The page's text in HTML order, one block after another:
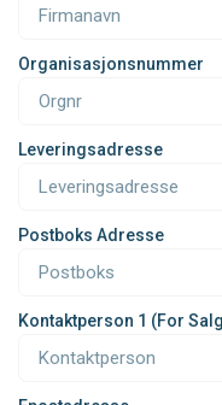
Organisasjonsnummer
Leveringsadresse
Postboks Adresse
Kontaktperson 1 (for